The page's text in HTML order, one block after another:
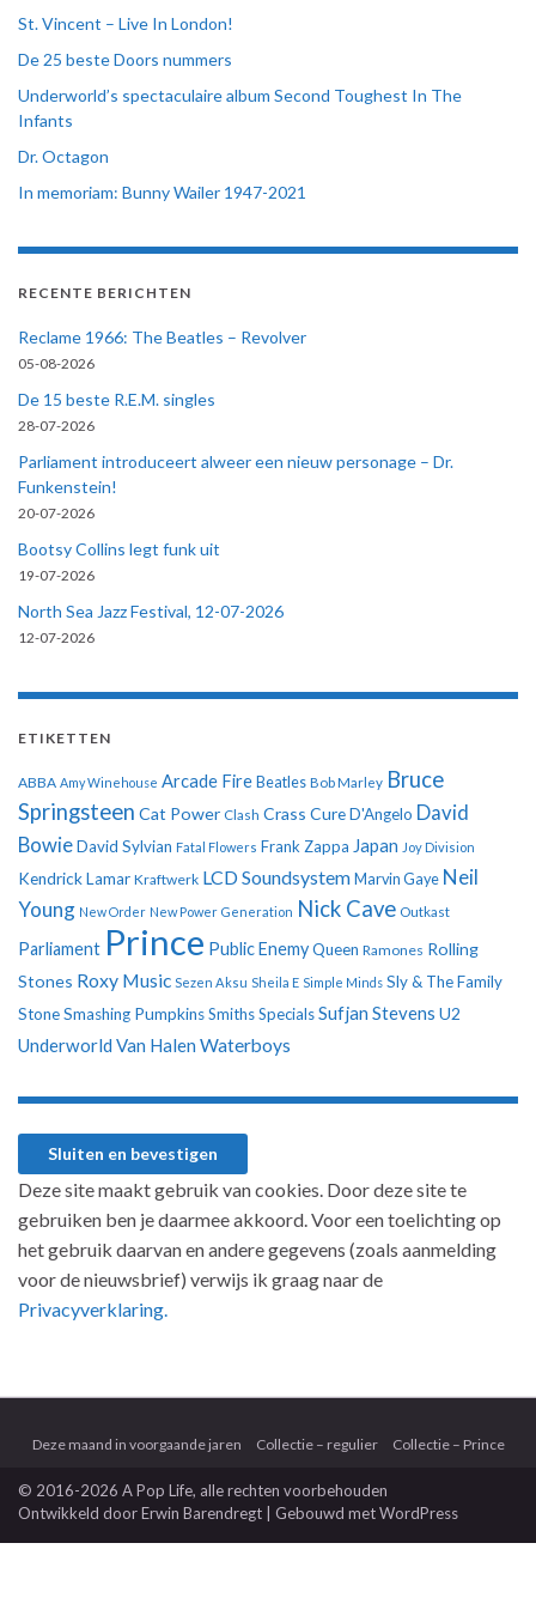
St. Vincent – Live In London!
De 25 beste Doors nummers
Underworld’s spectaculaire album Second Toughest In The
Infants
Dr. Octagon
In memoriam: Bunny Wailer 1947-2021
RECENTE BERICHTEN
Reclame 1966: The Beatles – Revolver
05-08-2026
De 15 beste R.E.M. singles
28-07-2026
Parliament introduceert alweer een nieuw personage – Dr.
Funkenstein!
20-07-2026
Bootsy Collins legt funk uit
19-07-2026
North Sea Jazz Festival, 12-07-2026
12-07-2026
ETIKETTEN
ABBA Amy Winehouse Arcade Fire Beatles Bob Marley Bruce
Springsteen Cat Power Clash Crass CureD'Angelo David
BowieDavid Sylvian Fatal Flowers Frank Zappa Japan Joy Division
Kendrick Lamar Kraftwerk LCD Soundsystem Marvin Gaye Neil
Young New Order New Power Generation Nick Cave Outkast
Parliament Prince Public EnemyQueen Ramones Rolling
Stones Roxy Music Sezen Aksu Sheila E Simple Minds Sly & The Family
StoneSmashing PumpkinsSmithsSpecialsSufjan Stevens U2
Underworld Van Halen Waterboys
Deze site maakt gebruik van cookies. Door deze site te
gebruiken ben je daarmee akkoord. Voor een toelichting op
het gebruik daarvan en andere gegevens (zoals aanmelding
voor de nieuwsbrief) verwijs ik graag naar de
Privacyverklaring.
Deze maand in voorgaande jaren Collectie – regulier Collectie – Prince
© 2016-2026 A Pop Life, alle rechten voorbehouden
Ontwikkeld doorErwin Barendregt | Gebouwd metWordPress